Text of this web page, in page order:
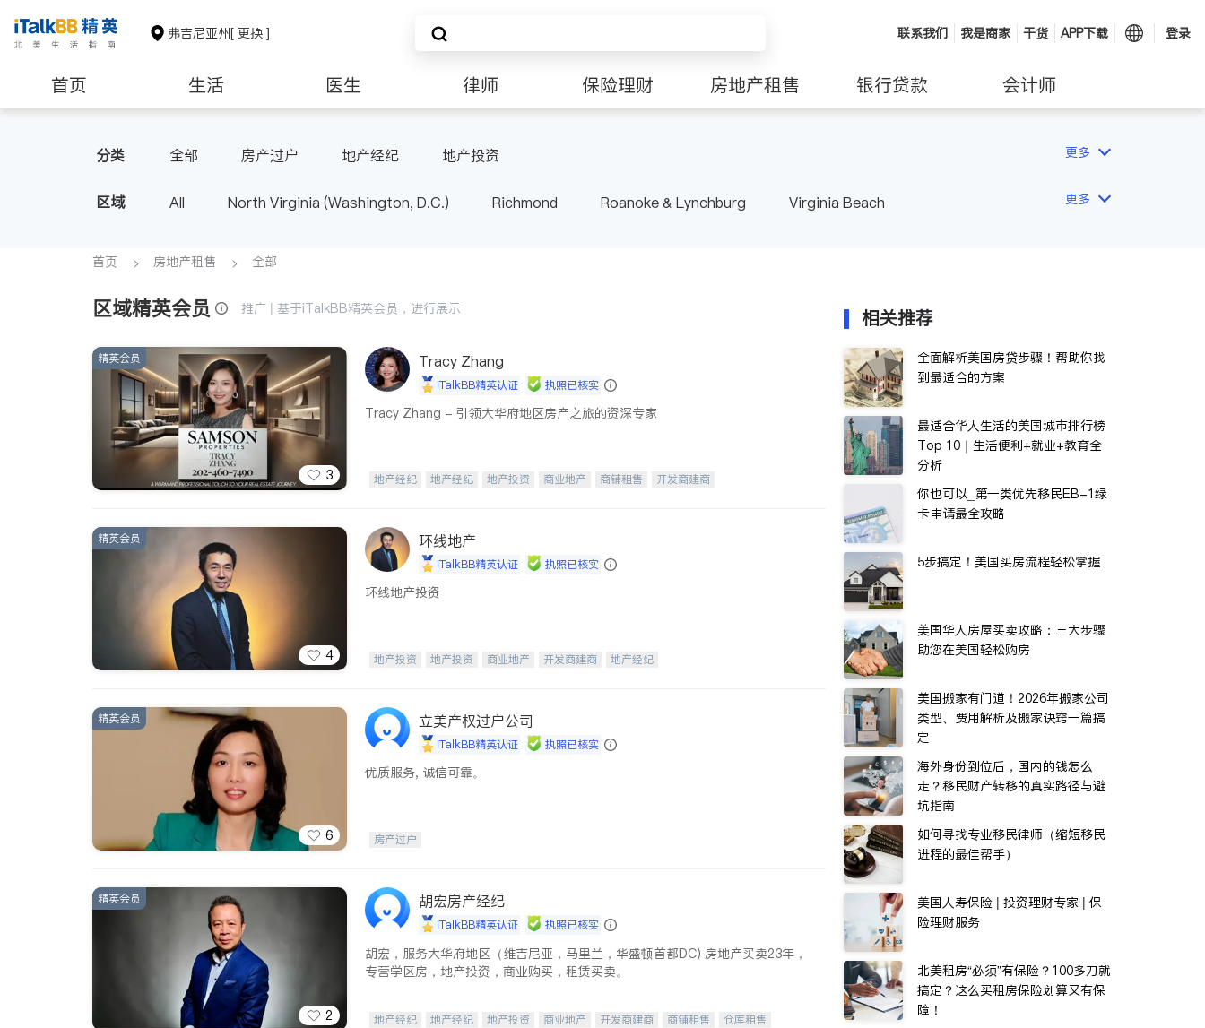
弗吉尼亚州[ 更换 ] 联系我们 我是商家 干货 APP下载 登录
首页 生活 医生 律师 保险理财 房地产租售 银行贷款 会计师
分类 全部 房产过户 地产经纪 地产投资 更多
区域 All North Virginia (Washington, D.C.) Richmond Roanoke & Lynchburg Virginia Beach 更多
首页 房地产租售 全部
区域精英会员 推广 | 基于iTalkBB精英会员，进行展示
3
精英会员 Tracy Zhang
iTalkBB精英认证 执照已核实
Tracy Zhang - 引领大华府地区房产之旅的资深专家
地产经纪 地产经纪 地产投资 商业地产 商铺租售 开发商建商
4
精英会员 环线地产
iTalkBB精英认证 执照已核实
环线地产投资
地产投资 地产投资 商业地产 开发商建商 地产经纪
6
精英会员 立美产权过户公司
iTalkBB精英认证 执照已核实
优质服务, 诚信可靠。
房产过户
2
精英会员 胡宏房产经纪
iTalkBB精英认证 执照已核实
胡宏，服务大华府地区（维吉尼亚，马里兰，华盛顿首都DC) 房地产买卖23年，
专营学区房，地产投资，商业购买，租赁买卖。
地产经纪 地产经纪 地产投资 商业地产 开发商建商 商铺租售 仓库租售
相关推荐
全面解析美国房贷步骤！帮助你找
到最适合的方案
最适合华人生活的美国城市排行榜
Top 10｜生活便利+就业+教育全
分析
你也可以_第一类优先移民EB-1绿
卡申请最全攻略
5步搞定！美国买房流程轻松掌握
美国华人房屋买卖攻略：三大步骤
助您在美国轻松购房
美国搬家有门道！2026年搬家公司
类型、费用解析及搬家诀窍一篇搞
定
海外身份到位后，国内的钱怎么
走？移民财产转移的真实路径与避
坑指南
如何寻找专业移民律师（缩短移民
进程的最佳帮手）
美国人寿保险 | 投资理财专家 | 保
险理财服务
北美租房“必须”有保险？100多刀就
搞定？这么买租房保险划算又有保
障！